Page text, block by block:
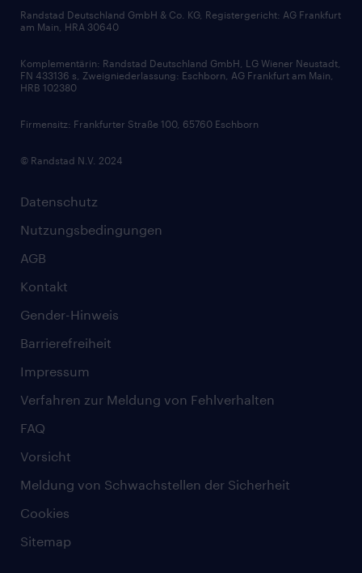
Zertifikate und Auszeichnungen
Bewerbungsratgeber
Soft Skills
Skills
Datenschutz
Nutzungsbedingungen
AGB
Kontakt
Gender-Hinweis
Barrierefreiheit
Impressum
Verfahren zur Meldung von Fehlverhalten
FAQ
Vorsicht
Meldung von Schwachstellen der Sicherheit
Cookies
Sitemap
Randstad Deutschland GmbH & Co. KG, Registergericht: AG Frankfurt
am Main, HRA 30640
Komplementärin: Randstad Deutschland GmbH, LG Wiener Neustadt,
FN 433136 s, Zweigniederlassung: Eschborn, AG Frankfurt am Main,
HRB 102380
Firmensitz: Frankfurter Straße 100, 65760 Eschborn
© Randstad N.V. 2024